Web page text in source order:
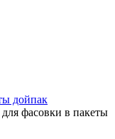
дойпак
фасовки в пакеты